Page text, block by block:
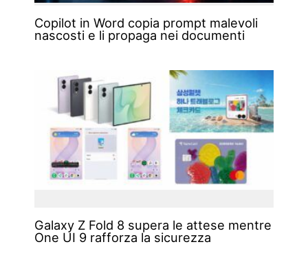
Copilot in Word copia prompt malevoli
nascosti e li propaga nei documenti
Galaxy Z Fold 8 supera le attese mentre
One UI 9 rafforza la sicurezza